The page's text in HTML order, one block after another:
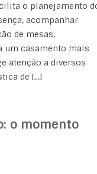
o planejamento
acompanhar
de mesas,
um casamento mais
atenção a diversos
de […]
o momento